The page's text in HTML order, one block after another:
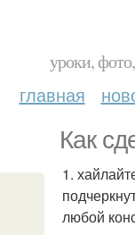
уроки,
главная
Как
1.
любой